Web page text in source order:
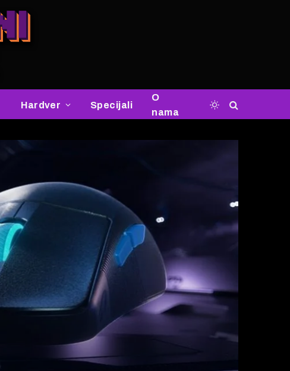
Hardver Specijali
O
nama